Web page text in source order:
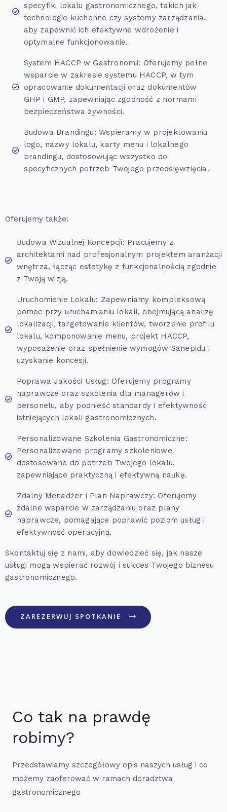
specyfiki lokalu gastronomicznego, takich jak
technologie kuchenne czy systemy zarządzania,
aby zapewnić ich efektywne wdrożenie i
optymalne funkcjonowanie.
System HACCP w Gastronomii: Oferujemy pełne
wsparcie w zakresie systemu HACCP, w tym
opracowanie dokumentacji oraz dokumentów
GHP i GMP, zapewniając zgodność z normami
bezpieczeństwa żywności.
Budowa Brandingu: Wspieramy w projektowaniu
logo, nazwy lokalu, karty menu i lokalnego
brandingu, dostosowując wszystko do
specyficznych potrzeb Twojego przedsięwzięcia.
Oferujemy także:
Budowa Wizualnej Koncepcji: Pracujemy z
architektami nad profesjonalnym projektem aranżacji
wnętrza, łącząc estetykę z funkcjonalnością zgodnie
z Twoją wizją.
Uruchomienie Lokalu: Zapewniamy kompleksową
pomoc przy uruchamianiu lokali, obejmującą analizę
lokalizacji, targetowanie klientów, tworzenie profilu
lokalu, komponowanie menu, projekt HACCP,
wyposażenie oraz spełnienie wymogów Sanepidu i
uzyskanie koncesji.
Poprawa Jakości Usług: Oferujemy programy
naprawcze oraz szkolenia dla managerów i
personelu, aby podnieść standardy i efektywność
istniejących lokali gastronomicznych.
Personalizowane Szkolenia Gastronomiczne:
Personalizowane programy szkoleniowe
dostosowane do potrzeb Twojego lokalu,
zapewniające praktyczną i efektywną naukę.
Zdalny Menadżer i Plan Naprawczy: Oferujemy
zdalne wsparcie w zarządzaniu oraz plany
naprawcze, pomagające poprawić poziom usług i
efektywność operacyjną.
Skontaktuj się z nami, aby dowiedzieć się, jak nasze
usługi mogą wspierać rozwój i sukces Twojego biznesu
gastronomicznego.
ZAREZERWUJ SPOTKANIE
Co tak na prawdę
robimy?
Przedstawiamy szczegółowy opis naszych usług i co
możemy zaoferować w ramach doradztwa
gastronomicznego